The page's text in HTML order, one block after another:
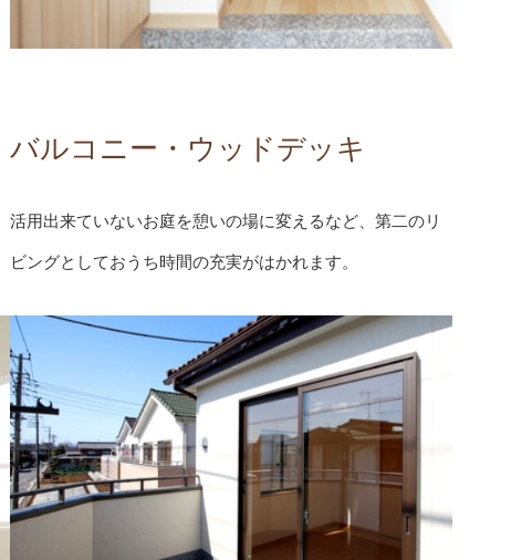
バルコニー・ウッドデッキ
活用出来ていないお庭を憩いの場に変えるなど、第二のリ
ビングとしておうち時間の充実がはかれます。